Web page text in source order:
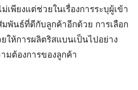
เพียงแต่ช่วยในเรื่องการระบุผู้เข้า
พันธ์ที่ดีกับลูกค้าอีกด้วย การเลือก
ห้การผลิตริสแบนเป็นไปอย่าง
มต้องการของลูกค้า